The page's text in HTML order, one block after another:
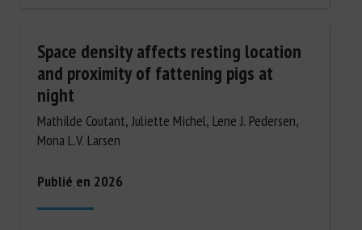
Space density affects resting location
and proximity of fattening pigs at
night
Mathilde Coutant, Juliette Michel, Lene J. Pedersen,
Mona L.V. Larsen
Publié en 2026